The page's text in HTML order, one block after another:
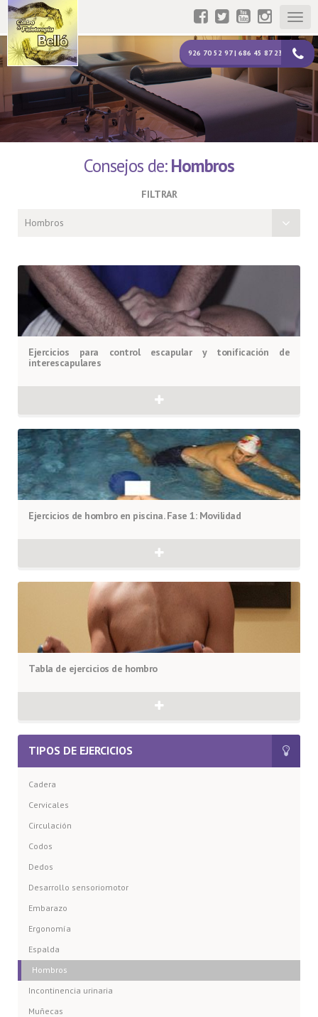
926 70 52 97 | 686 45 87 23
Consejos de:Hombros
FILTRAR
Hombros
Ejercicios para control escapular y tonificación de
interescapulares
Ejercicios de hombro en piscina. Fase 1: Movilidad
Tabla de ejercicios de hombro
TIPOS DE EJERCICIOS
Cadera
Cervicales
Circulación
Codos
Dedos
Desarrollo sensoriomotor
Embarazo
Ergonomía
Espalda
Hombros
Incontinencia urinaria
Muñecas